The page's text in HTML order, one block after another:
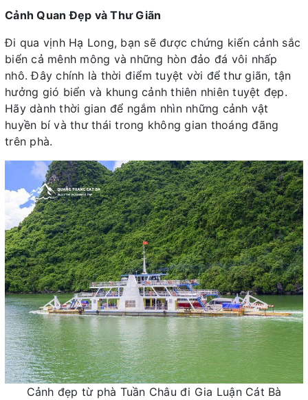
Cảnh Quan Đẹp và Thư Giãn
Đi qua vịnh Hạ Long, bạn sẽ được chứng kiến cảnh sắc
biển cả mênh mông và những hòn đảo đá vôi nhấp
nhô. Đây chính là thời điểm tuyệt vời để thư giãn, tận
hưởng gió biển và khung cảnh thiên nhiên tuyệt đẹp.
Hãy dành thời gian để ngắm nhìn những cảnh vật
huyền bí và thư thái trong không gian thoáng đãng
trên phà.
Cảnh đẹp từ phà Tuần Châu đi Gia Luận Cát Bà